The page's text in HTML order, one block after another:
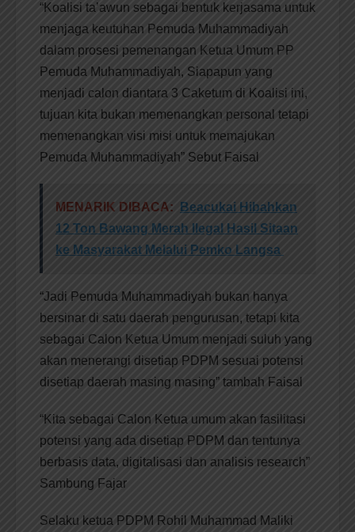
“Koalisi ta’awun sebagai bentuk kerjasama untuk
menjaga keutuhan Pemuda Muhammadiyah
dalam prosesi pemenangan Ketua Umum PP
Pemuda Muhammadiyah, Siapapun yang
menjadi calon diantara 3 Caketum di Koalisi ini,
tujuan kita bukan memenangkan personal tetapi
memenangkan visi misi untuk memajukan
Pemuda Muhammadiyah” Sebut Faisal
MENARIK DIBACA:
​Beacukai Hibahkan
12 Ton Bawang Merah Ilegal Hasil Sitaan
ke Masyarakat Melalui Pemko Langsa
“Jadi Pemuda Muhammadiyah bukan hanya
bersinar di satu daerah pengurusan, tetapi kita
sebagai Calon Ketua Umum menjadi suluh yang
akan menerangi disetiap PDPM sesuai potensi
disetiap daerah masing masing” tambah Faisal
“Kita sebagai Calon Ketua umum akan fasilitasi
potensi yang ada disetiap PDPM dan tentunya
berbasis data, digitalisasi dan analisis research”
Sambung Fajar
Selaku ketua PDPM Rohil Muhammad Maliki